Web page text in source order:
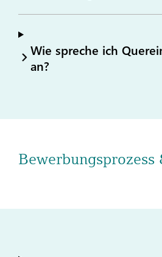
Wie spreche ich
an?